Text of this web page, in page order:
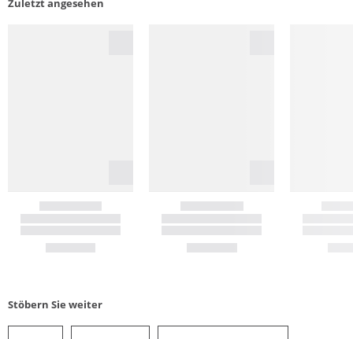
Zuletzt angesehen
Stöbern Sie weiter